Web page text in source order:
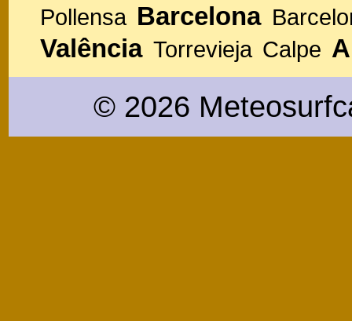
Pollensa Barcelona
Valência Torrevieja Calpe
© 2026